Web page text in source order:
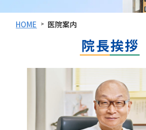
HOME 医院案内
院長挨拶